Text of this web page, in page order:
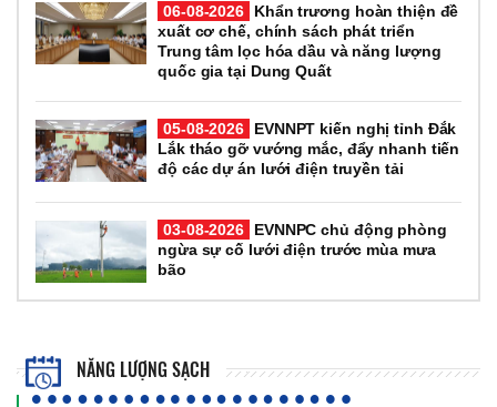
06-08-2026
Khẩn trương hoàn thiện đề
xuất cơ chế, chính sách phát triển
Trung tâm lọc hóa dầu và năng lượng
quốc gia tại Dung Quất
05-08-2026
EVNNPT kiến nghị tỉnh Đắk
Lắk tháo gỡ vướng mắc, đẩy nhanh tiến
độ các dự án lưới điện truyền tải
03-08-2026
EVNNPC chủ động phòng
ngừa sự cố lưới điện trước mùa mưa
bão
NĂNG LƯỢNG SẠCH